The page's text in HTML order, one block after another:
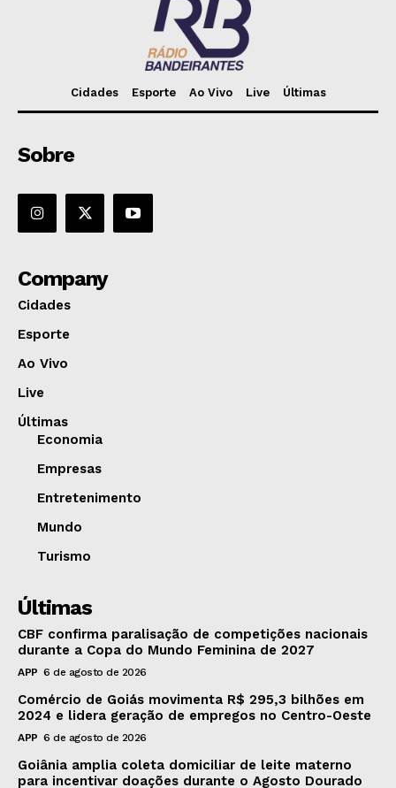
Cidades Esporte Ao Vivo Live Últimas
Sobre
Company
Cidades
Esporte
Ao Vivo
Live
Últimas
Economia
Empresas
Entretenimento
Mundo
Turismo
Últimas
CBF confirma paralisação de competições nacionais
durante a Copa do Mundo Feminina de 2027
APP 6 de agosto de 2026
Comércio de Goiás movimenta R$ 295,3 bilhões em
2024 e lidera geração de empregos no Centro-Oeste
APP 6 de agosto de 2026
Goiânia amplia coleta domiciliar de leite materno
para incentivar doações durante o Agosto Dourado